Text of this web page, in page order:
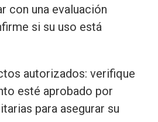
con una evaluación
si su uso está
autorizados: verifique
esté aprobado por
para asegurar su